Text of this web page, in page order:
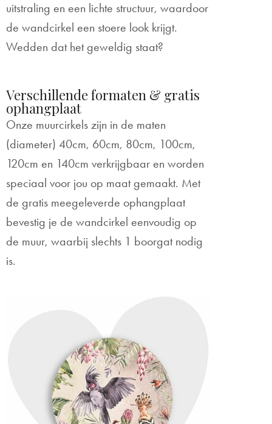
uitstraling en een lichte structuur, waardoor
de wandcirkel een stoere look krijgt.
Wedden dat het geweldig staat?
Verschillende formaten & gratis
ophangplaat
Onze muurcirkels zijn in de maten
(diameter) 40cm, 60cm, 80cm, 100cm,
120cm en 140cm verkrijgbaar en worden
speciaal voor jou op maat gemaakt. Met
de gratis meegeleverde ophangplaat
bevestig je de wandcirkel eenvoudig op
de muur, waarbij slechts 1 boorgat nodig
is.